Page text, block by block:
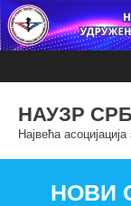
Skip
to
НАУЗР
Највећа
НОВИ